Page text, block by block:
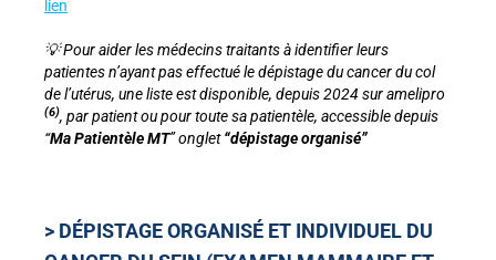
lien
💡 Pour aider les médecins traitants à identifier leurs
patientes n’ayant pas effectué le dépistage du cancer du col
de l’utérus, une liste est disponible, depuis 2024 sur amelipro
(6), par patient ou pour toute sa patientèle, accessible depuis
“Ma Patientèle MT” onglet“dépistage organisé”
> DÉPISTAGE ORGANISÉ ET INDIVIDUEL DU